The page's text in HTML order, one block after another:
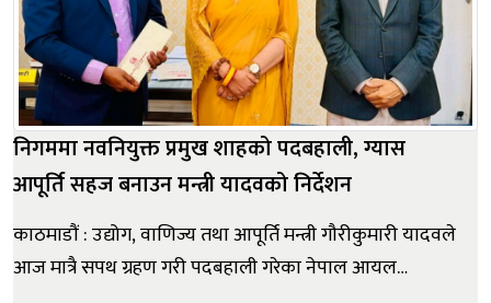
निगममा नवनियुक्त प्रमुख शाहको पदबहाली, ग्यास
आपूर्ति सहज बनाउन मन्त्री यादवको निर्देशन
काठमाडौं : उद्योग, वाणिज्य तथा आपूर्ति मन्त्री गौरीकुमारी यादवले
आज मात्रै सपथ ग्रहण गरी पदबहाली गरेका नेपाल आयल